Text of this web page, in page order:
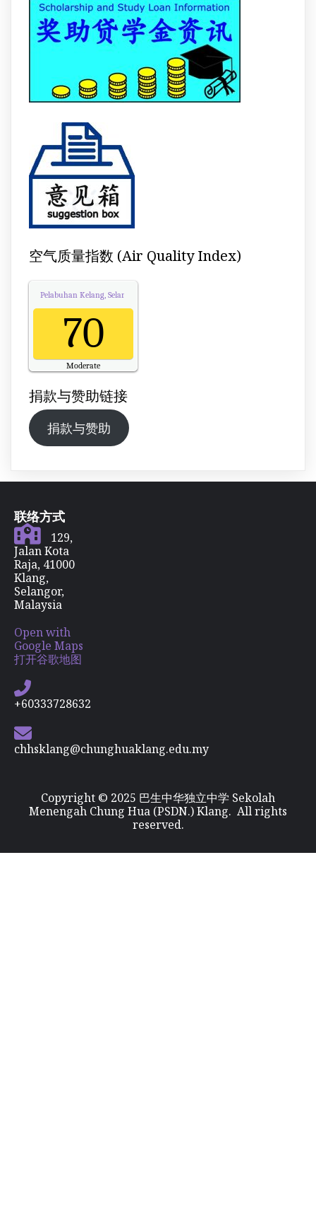
空气质量指数 (Air Quality Index)
Pelabuhan Kelang, Selangor
70
Moderate
Updated on Saturday 11:00
捐款与赞助链接
捐款与赞助
联络方式
129,
Jalan Kota
Raja, 41000
Klang,
Selangor,
Malaysia
Open with
Google Maps
打开谷歌地图
+60333728632
chhsklang@chunghuaklang.edu.my
Copyright © 2025 巴生中华独立中学 Sekolah
Menengah Chung Hua (PSDN.) Klang. All rights
reserved.